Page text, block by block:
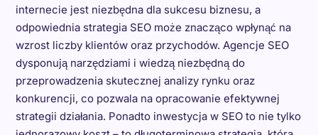
internecie jest niezbędna dla sukcesu biznesu, a
odpowiednia strategia SEO może znacząco wpłynąć na
wzrost liczby klientów oraz przychodów. Agencje SEO
dysponują narzędziami i wiedzą niezbędną do
przeprowadzenia skutecznej analizy rynku oraz
konkurencji, co pozwala na opracowanie efektywnej
strategii działania. Ponadto inwestycja w SEO to nie tylko